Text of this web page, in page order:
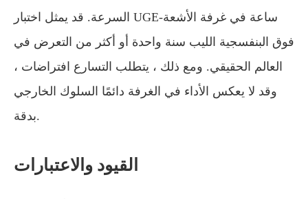
السرعة. قد يمثل اختبار UGE-ساعة في غرفة الأشعة
فوق البنفسجية الليب سنة واحدة أو أكثر من التعرض في
العالم الحقيقي. ومع ذلك ، يتطلب التسارع افتراضات ،
وقد لا يعكس الأداء في الغرفة دائمًا السلوك الخارجي
بدقة.
القيود والاعتبارات